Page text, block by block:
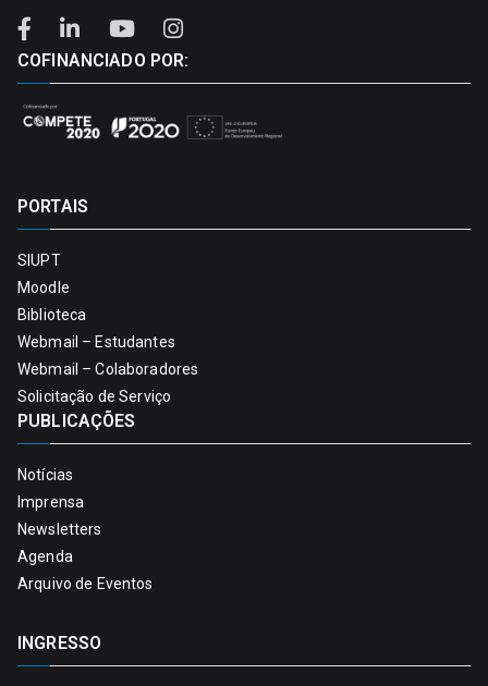
COFINANCIADO POR:
PORTAIS
SIUPT
Moodle
Biblioteca
Webmail – Estudantes
Webmail – Colaboradores
Solicitação de Serviço
PUBLICAÇÕES
Notícias
Imprensa
Newsletters
Agenda
Arquivo de Eventos
INGRESSO